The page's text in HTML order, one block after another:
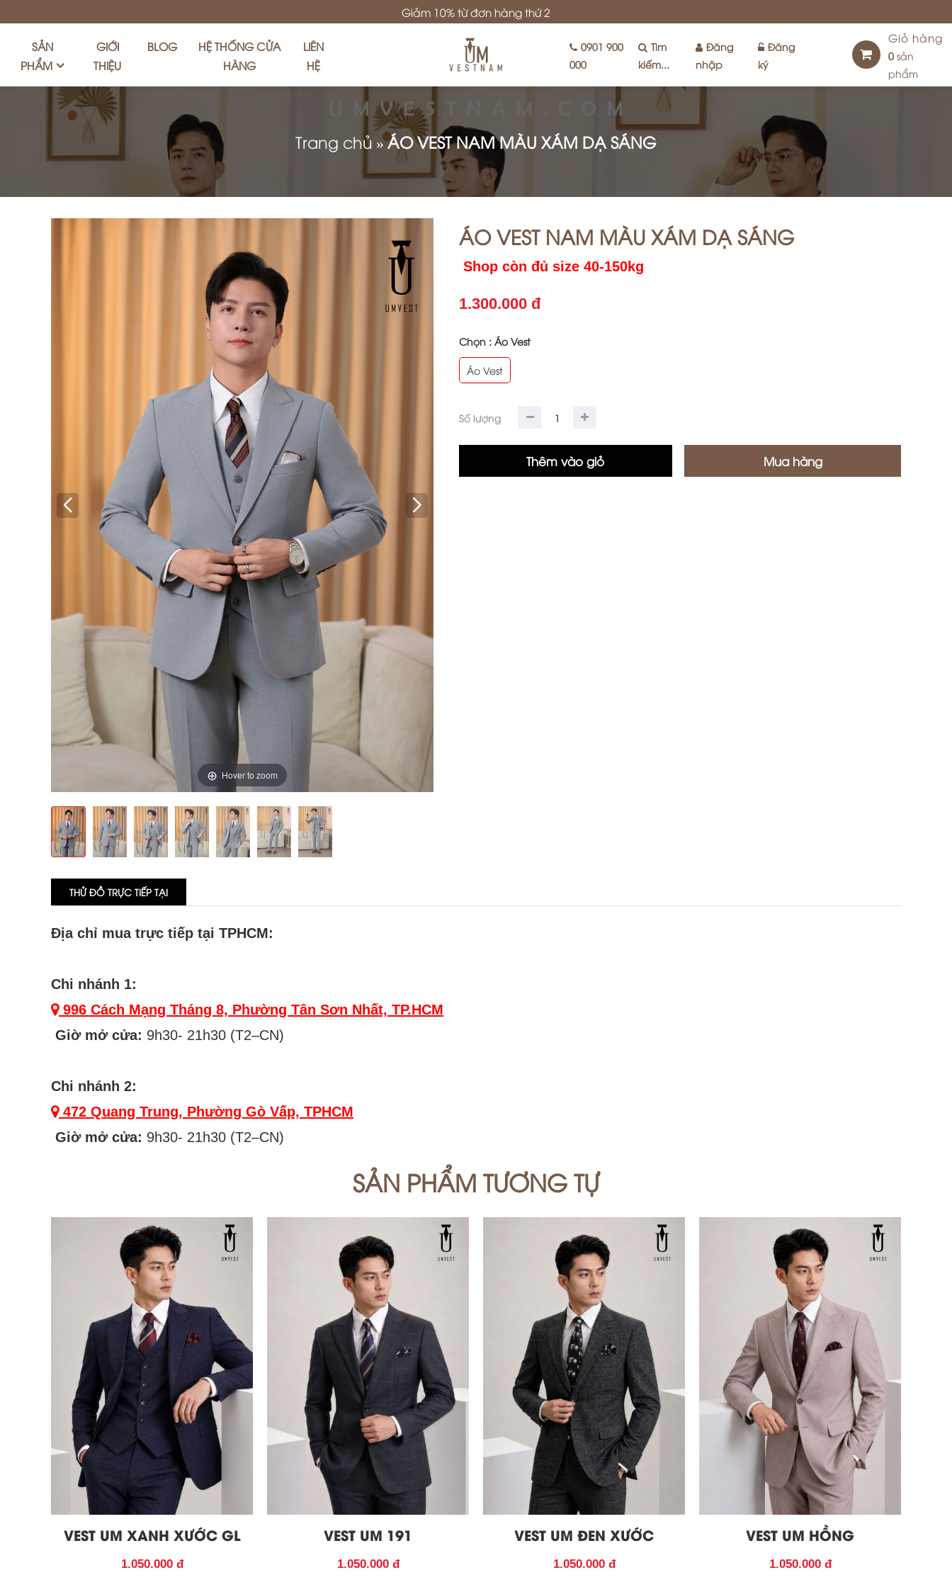
Giảm 10% từ đơn hàng thứ 2
SẢN
PHẨM
GIỚI
THIỆU
BLOG
HỆ THỐNG CỬA
HÀNG
LIÊN
HỆ
0901 900
000
Tìm
kiếm...
Đăng
nhập
Đăng
ký
Giỏ hàng
0sản
phẩm
Trang chủ »ÁO VEST NAM MÀU XÁM DẠ SÁNG
Hover to zoom
ÁO VEST NAM MÀU XÁM DẠ SÁNG
Shop còn đủ size 40-150kg
1.300.000 đ
Chọn : Áo Vest
Áo Vest
Số lượng
THỬ ĐỒ TRỰC TIẾP TẠI
Địa chỉ mua trực tiếp tại TPHCM:
Chi nhánh 1:
996 Cách Mạng Tháng 8, Phường Tân Sơn Nhất, TP.HCM
Giờ mở cửa: 9h30- 21h30 (T2–CN)
Chi nhánh 2:
472 Quang Trung, Phường Gò Vấp, TPHCM
Giờ mở cửa: 9h30- 21h30 (T2–CN)
SẢN PHẨM TƯƠNG TỰ
VEST UM XANH XƯỚC GL
1.050.000 đ
VEST UM 191
1.050.000 đ
VEST UM ĐEN XƯỚC
1.050.000 đ
VEST UM HỒNG
1.050.000 đ